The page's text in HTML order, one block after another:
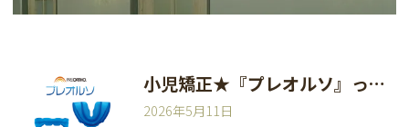
小児矯正★『プレオルソ』って知ってますか？
2026年5月11日